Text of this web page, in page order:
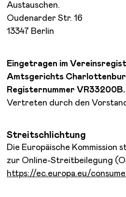
Austauschen.
Oudenarder Str. 16
13347 Berlin
Eingetragen im
Amtsgerichts
Registernummer VR33200B.
Vertreten durch den
Streitschlichtung
Die Europäische Kommission
zur Online-Streitbeilegung
https://ec.europa.eu/